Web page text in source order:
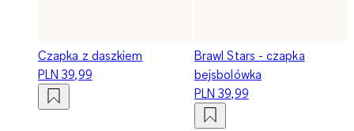
Czapka z daszkiem
PLN 39,99
Brawl Stars - czapka
bejsbolówka
PLN 39,99